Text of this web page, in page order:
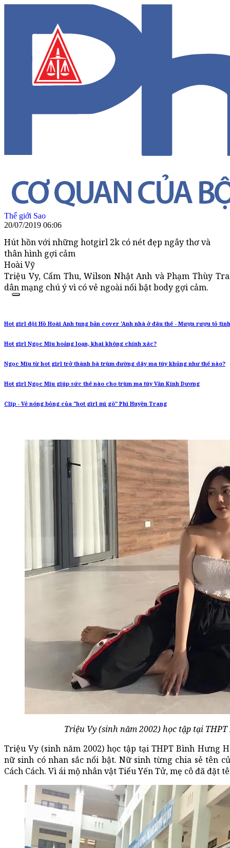
Thế giới Sao
20/07/2019 06:06
Hút hồn với những hotgirl 2k có nét đẹp ngây thơ và
thân hình gợi cảm
Hoài Vỹ
Triệu Vy, Cẩm Thu, Wilson Nhật Anh và Phạm Thùy
dân mạng chú ý vì có vẻ ngoài nổi bật body gợi cảm.
Hot girl đội Hồ Hoài Anh tung bản cover 'Anh nhà ở đâu thế - Mượn rượu tỏ
Hot girl Ngọc Miu hoảng loạn, khai không chính xác?
Ngọc Miu từ hot girl trở thành bà trùm đường dây ma túy khủng như thế nào?
Hot girl Ngọc Miu giúp sức thế nào cho trùm ma túy Văn Kính Dương
Clip - Vẻ nóng bỏng của "hot girl mì gõ" Phi Huyền Trang
Triệu Vy (sinh năm 2002) học tập tại
Triệu Vy (sinh năm 2002) học tập tại THPT Bình Hưng
nữ sinh có nhan sắc nổi bật. Nữ sinh từng chia sẻ tên
Cách Cách. Vì ái mộ nhân vật Tiểu Yến Tử, mẹ cô đã đặt